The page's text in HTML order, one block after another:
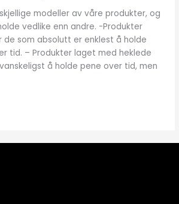
modeller av våre produkter, og
vedlike enn andre. -Produkter
de som absolutt er enklest å holde
tid. – Produkter laget med heklede
å holde pene over tid, men